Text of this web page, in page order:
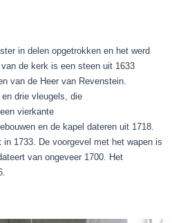
in delen opgetrokken en het werd
de kerk is een steen uit 1633
van de Heer van Revenstein.
drie vleugels, die
vierkante
en de kapel dateren uit 1718.
1733. De voorgevel met het wapen is
van ongeveer 1700. Het